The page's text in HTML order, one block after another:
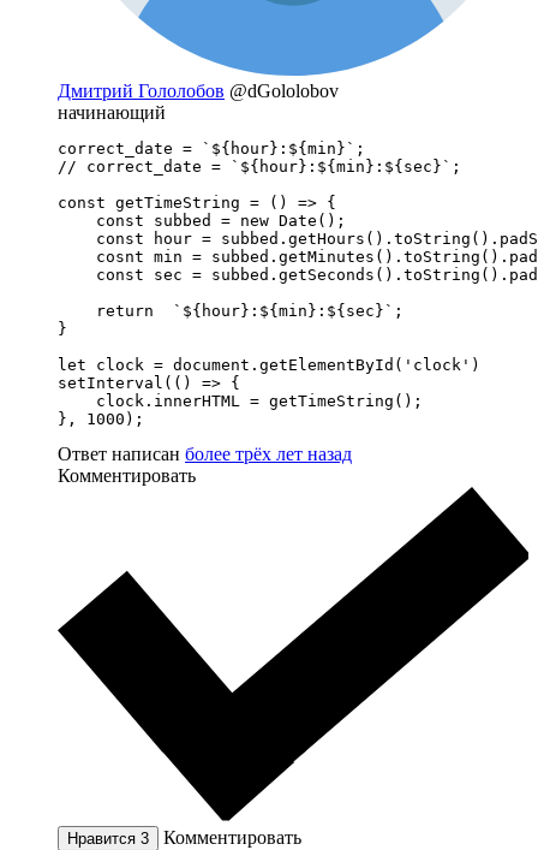
Дмитрий Гололобов @dGololobov
начинающий
correct_date = `${hour}:${min}`;
// correct_date = `${hour}:${min}:${sec}`;
const getTimeString = () => {
    const subbed = new Date();
const hour =
cosnt min =
const sec =
    return  `${hour}:${min}:${sec}`;
}
let clock = document.getElementById('clock')
setInterval(() => {
    clock.innerHTML = getTimeString();
}, 1000);
Ответ написан более трёх лет назад
Комментировать
Нравится 3 Комментировать